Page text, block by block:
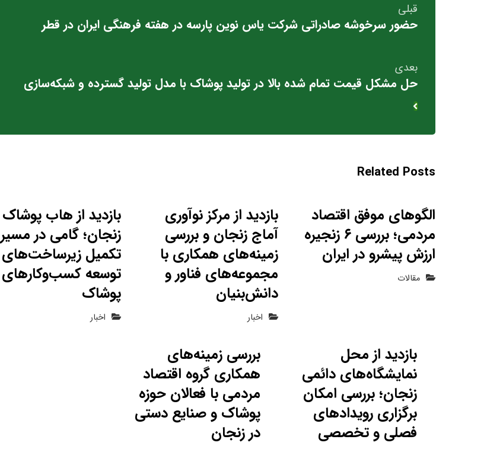
قبلی
حضور سرخوشه صادراتی شرکت یاس نوین پارسه در هفته فرهنگی ایران در قطر
بعدی
حل مشکل قیمت تمام شده بالا در تولید پوشاک با مدل تولید گسترده و شبکه‌سازی
Related Posts
الگوهای موفق اقتصاد
مردمی؛ بررسی ۶ زنجیره
ارزش پیشرو در ایران
مقالات
بازدید از مرکز نوآوری
آماج زنجان و بررسی
زمینه‌های همکاری با
مجموعه‌های فناور و
دانش‌بنیان
اخبار
بازدید از هاب پوشاک
زنجان؛ گامی در مسیر
تکمیل زیرساخت‌های
توسعه کسب‌وکارهای
پوشاک
اخبار
بازدید از محل
نمایشگاه‌های دائمی
زنجان؛ بررسی امکان
برگزاری رویدادهای
فصلی و تخصصی
بررسی زمینه‌های
همکاری گروه اقتصاد
مردمی با فعالان حوزه
پوشاک و صنایع دستی
در زنجان